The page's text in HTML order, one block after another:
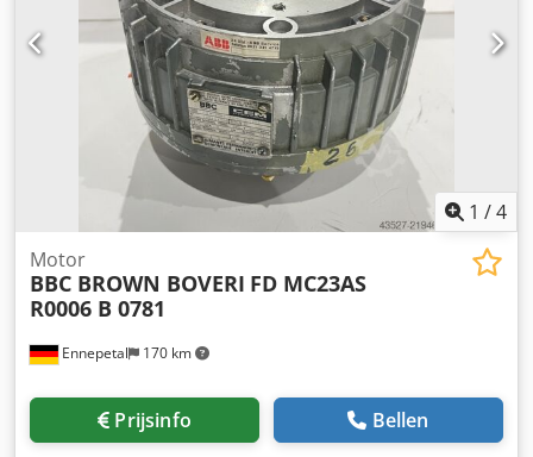
1 /4
Ennepetal 170 km
Motor
BBC BROWN BOVERI FD MC23AS
R0006 B 0781
Prijsinfo Bellen